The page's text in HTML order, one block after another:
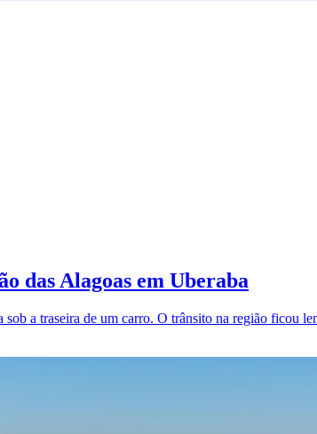
das Alagoas em Uberaba
a traseira de um carro. O trânsito na região ficou